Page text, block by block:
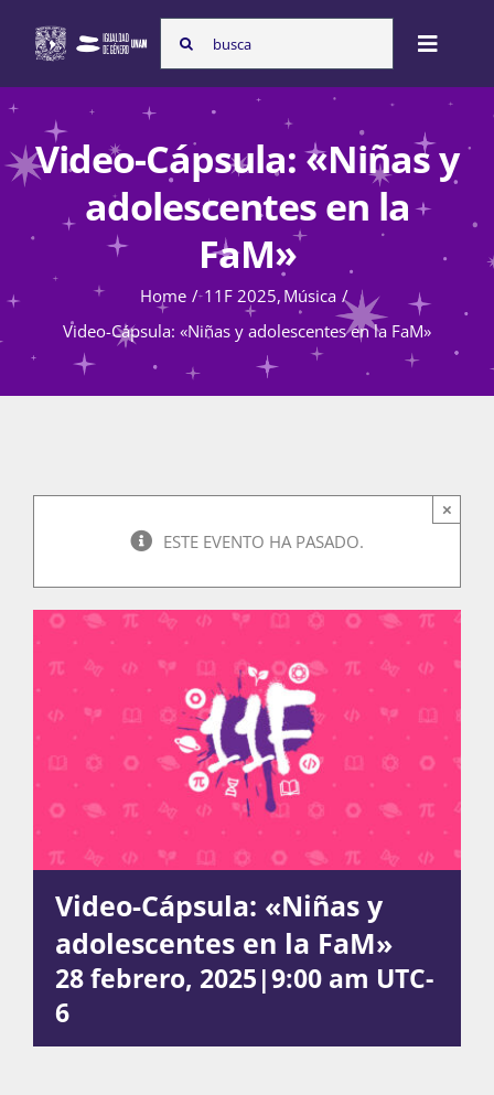
content
Search
for:
Toggle
Nosotras
Programas
Atención de la violencia de género
La Boletina
Blog
Recursos
Súmate
Video-Cápsula: «Niñas y
adolescentes en la
FaM»
Home 11F 2025 Música
Video-Cápsula: «Niñas y adolescentes en la FaM»
ESTE EVENTO HA PASADO.
×
Video-Cápsula: «Niñas y
adolescentes en la FaM»
28 febrero, 2025|9:00 am UTC-
6